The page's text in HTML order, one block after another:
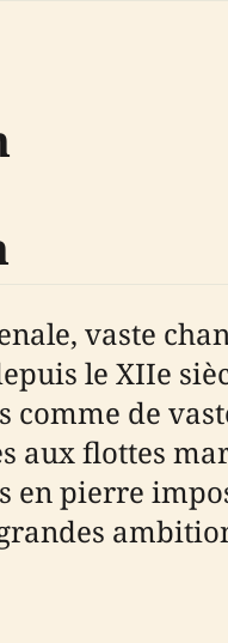
vaste
le XIIe
de
aux flottes
en pierre